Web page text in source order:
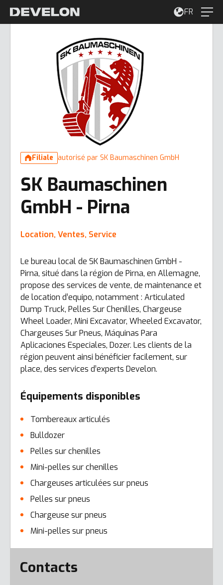
FR
Filiale autorisé par SK Baumaschinen GmbH
SK Baumaschinen
GmbH - Pirna
Location, Ventes, Service
Le bureau local de SK Baumaschinen GmbH -
Pirna, situé dans la région de Pirna, en Allemagne,
propose des services de vente, de maintenance et
de location d’equipo, notamment : Articulated
Dump Truck, Pelles Sur Chenilles, Chargeuse
Wheel Loader, Mini Excavator, Wheeled Excavator,
Chargeuses Sur Pneus, Máquinas Para
Aplicaciones Especiales, Dozer. Les clients de la
région peuvent ainsi bénéficier facilement, sur
place, des services d’experts Develon.
Équipements disponibles
Tombereaux articulés
Bulldozer
Pelles sur chenilles
Mini-pelles sur chenilles
Chargeuses articulées sur pneus
Pelles sur pneus
Chargeuse sur pneus
Mini-pelles sur pneus
Error here
Contacts